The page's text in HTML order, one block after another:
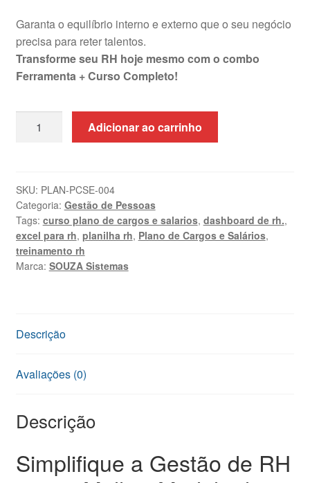
Garanta o equilíbrio interno e externo que o seu negócio
precisa para reter talentos.
Transforme seu RH hoje mesmo com o combo
Ferramenta + Curso Completo!
Salários
Excel
com
Curso
quantidade
Adicionar ao carrinho
SKU: PLAN-PCSE-004
Categoria: Gestão de Pessoas
Tags: curso plano de cargos e salarios, dashboard de rh.,
excel para rh, planilha rh, Plano de Cargos e Salários,
treinamento rh
Marca: SOUZA Sistemas
Descrição
Avaliações (0)
Descrição
Simplifique a Gestão de RH